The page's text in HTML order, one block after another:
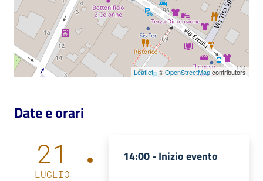
Catalogo
on line
Chiedi al
Leaflet| ©OpenStreetMapcontributors
Date e orari
21
LUGLIO
14:00 -Inizio evento